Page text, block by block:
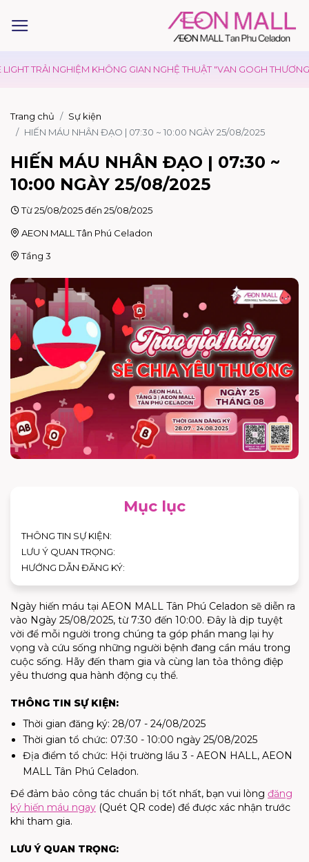
TRẢI NGHIỆM KHÔNG GIAN NGHỆ THUẬT "VAN GOGH THƯƠNG
Trang chủ
Sự kiện
HIẾN MÁU NHÂN ĐẠO | 07:30 ~ 10:00 NGÀY 25/08/2025
HIẾN MÁU NHÂN ĐẠO | 07:30 ~
10:00 NGÀY 25/08/2025
Từ 25/08/2025 đến 25/08/2025
AEON MALL Tân Phú Celadon
Tầng 3
Mục lục
THÔNG TIN SỰ KIỆN:
LƯU Ý QUAN TRỌNG:
HƯỚNG DẪN ĐĂNG KÝ:
Ngày hiến máu tại AEON MALL Tân Phú Celadon sẽ diễn ra
vào Ngày 25/08/2025, từ 7:30 đến 10:00. Đây là dịp tuyệt
vời để mỗi người trong chúng ta góp phần mang lại hy
vọng và cứu sống những người bệnh đang cần máu trong
cuộc sống. Hãy đến tham gia và cùng lan tỏa thông điệp
yêu thương qua hành động cụ thể.
THÔNG TIN SỰ KIỆN:
Thời gian đăng ký: 28/07 - 24/08/2025
Thời gian tổ chức: 07:30 - 10:00 ngày 25/08/2025
Địa điểm tổ chức: Hội trường lầu 3 - AEON HALL, AEON
MALL Tân Phú Celadon.
Để đảm bảo công tác chuẩn bị tốt nhất, bạn vui lòng đăng
ký hiến máu ngay (Quét QR code) để được xác nhận trước
khi tham gia.
LƯU Ý QUAN TRỌNG: